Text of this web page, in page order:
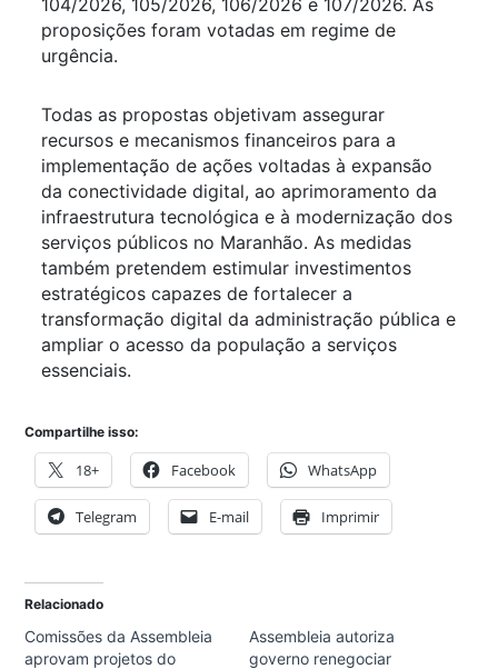
proposições foram votadas em regime de
urgência.
Todas as propostas objetivam assegurar
recursos e mecanismos financeiros para a
implementação de ações voltadas à expansão
da conectividade digital, ao aprimoramento da
infraestrutura tecnológica e à modernização dos
serviços públicos no Maranhão. As medidas
também pretendem estimular investimentos
estratégicos capazes de fortalecer a
transformação digital da administração pública e
ampliar o acesso da população a serviços
essenciais.
Compartilhe isso:
18+ Facebook WhatsApp
Telegram E-mail Imprimir
Relacionado
Comissões da Assembleia
aprovam projetos do
Assembleia autoriza
governo renegociar